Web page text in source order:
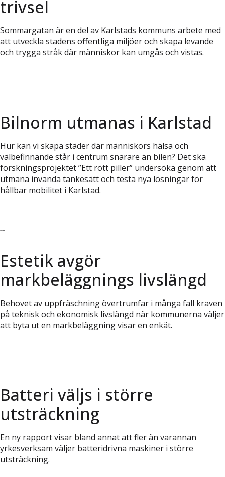
trivsel
Sommargatan är en del av Karlstads kommuns arbete med
att utveckla stadens offentliga miljöer och skapa levande
och trygga stråk där människor kan umgås och vistas.
Bilnorm utmanas i Karlstad
Hur kan vi skapa städer där människors hälsa och
välbefinnande står i centrum snarare än bilen? Det ska
forskningsprojektet ”Ett rött piller” undersöka genom att
utmana invanda tankesätt och testa nya lösningar för
hållbar mobilitet i Karlstad.
Estetik avgör
markbeläggnings livslängd
Behovet av uppfräschning övertrumfar i många fall kraven
på teknisk och ekonomisk livslängd när kommunerna väljer
att byta ut en markbeläggning visar en enkät.
Batteri väljs i större
utsträckning
En ny rapport visar bland annat att fler än varannan
yrkesverksam väljer batteridrivna maskiner i större
utsträckning.